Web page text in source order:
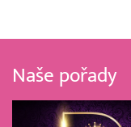
Naše pořady